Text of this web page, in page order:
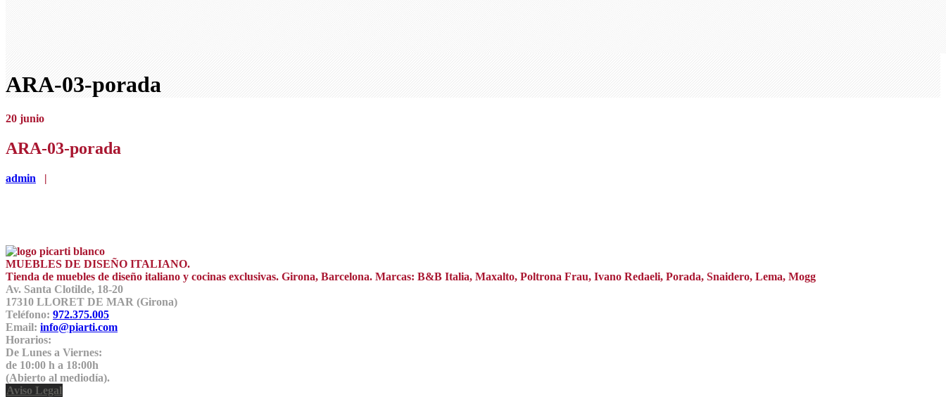
ARA-03-porada
20 junio
ARA-03-porada
admin |
MUEBLES DE DISEÑO ITALIANO.
Tienda de muebles de diseño italiano y cocinas exclusivas. Girona, Barcelona. Marcas: B&B Italia, Maxalto, Poltrona Frau, Ivano Redaeli, Porada, Snaidero, Lema, Mogg
Av. Santa Clotilde, 18-20
17310 LLORET DE MAR (Girona)
Teléfono: 972.375.005
Email: info@piarti.com
Horarios:
De Lunes a Viernes:
de 10:00 h a 18:00h
(Abierto al mediodía).
Aviso Legal